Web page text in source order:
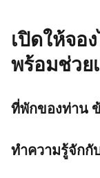
เปิดให้จอ
พร้อมช่วย
ที่พักของท่าน
ทำความรู้จักกั